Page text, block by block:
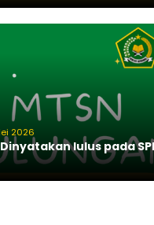
2026
lulus pada